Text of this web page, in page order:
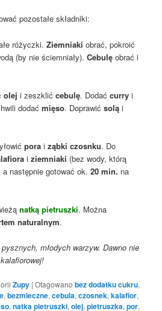
pozostałe składniki:
różyczki.Ziemniakiobrać, pokroić
(by nie ściemniały).Cebulę obrać i
olej i zeszklićcebulę. Dodaćcurry i
dodać mięso. Doprawićsolą i
pora iząbki czosnku. Do
iziemniaki (bez wody, którą
a następnie gotować ok.20 min. na
natką pietruszki. Można
naturalnym.
młodych warzyw. Dawno nie
Zupy |Otagowano bez dodatku cukru,
,bezmleczne,cebula,czosnek,kalafior,
,natka pietruszki,olej,pietruszka,por,